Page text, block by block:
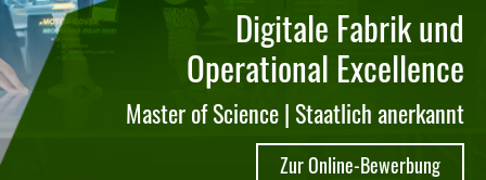
Digitale Fabrik und
Operational Excellence
Master of Science | Staatlich anerkannt
Zur Online-Bewerbung